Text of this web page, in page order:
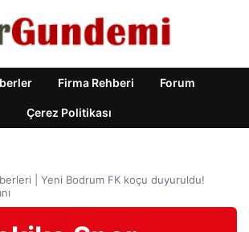
Firma Rehberi Forum
Çerez Politikası
| Yeni Bodrum FK koçu duyuruldu!